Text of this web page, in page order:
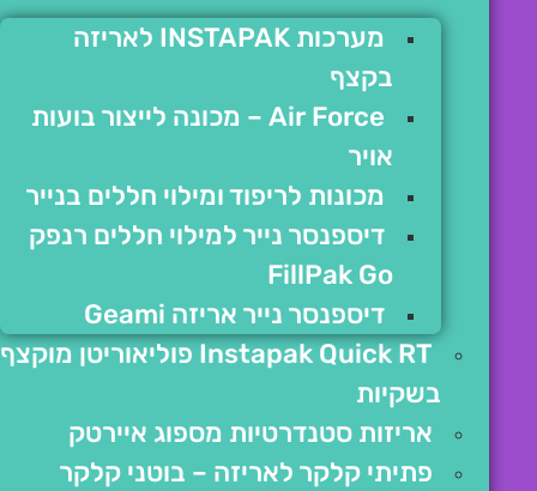
מערכות INSTAPAK לאריזה
בקצף
Air Force – מכונה לייצור בועות
אויר
מכונות לריפוד ומילוי חללים בנייר
דיספנסר נייר למילוי חללים רנפק
FillPak Go
דיספנסר נייר אריזה Geami
Instapak Quick RT פוליאוריטן מוקצף
בשקיות
אריזות סטנדרטיות מספוג איירטק
פתיתי קלקר לאריזה – בוטני קלקר